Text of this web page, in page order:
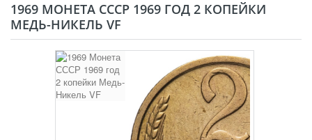
1969 МОНЕТА СССР 1969 ГОД 2 КОПЕЙКИ
МЕДЬ-НИКЕЛЬ VF